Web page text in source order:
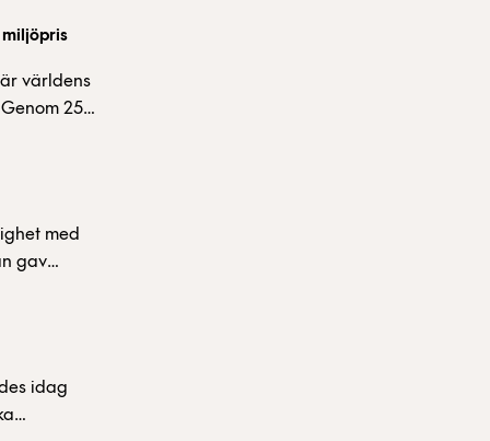
miljöpris
världens
25
som
med
gav
aktier
idag